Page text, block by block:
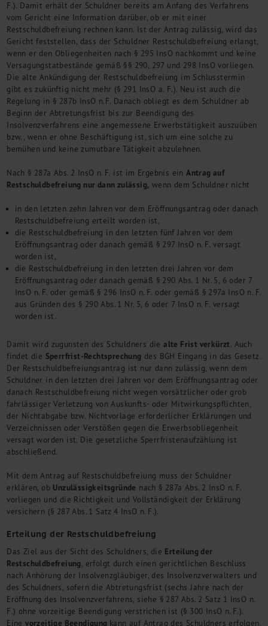
F.). Damit erhält der Schuldner bereits am Anfang des Verfahrens
vom Gericht eine Information darüber, ob er mit einer
Restschuldbefreiung rechnen kann. Ist der Antrag zulässig, wird das
Gericht feststellen, dass der Schuldner Restschuldbefreiung erlangt,
wenn er den Obliegenheiten nach § 295 InsO nachkommt und keine
Versagungstatbestände gemäß §§ 290, 297 und 298 InsO vorliegen.
Die alte Ankündigung der Restschuldbefreiung im Schlusstermin
gibt es zukünftig nicht mehr (§ 291 InsO a. F.). Neu ist auch die
Regelung in § 287b InsO n.F. Danach obliegt es dem Schuldner ab
Beginn der Abtretungsfrist bis zur Beendigung des
Insolvenzverfahrens eine angemessene Erwerbstätigkeit auszuüben
bzw., wenn er ohne Beschäftigung ist, sich um eine solche zu
bemühen und keine zumutbare Tätigkeit abzulehnen.
Nach § 287a Abs. 2 InsO n. F. ist im Ergebnis einAntrag auf
Restschuldbefreiung nur dann zulässig, wenn dem Schuldner nicht
in den letzten zehn Jahren vor dem Eröffnungsantrag oder danach
Restschuldbefreiung erteilt worden ist,
die Restschuldbefreiung in den letzten fünf Jahren vor dem
Eröffnungsantrag oder danach gemäß § 297 InsO n. F. versagt
worden ist,
die Restschuldbefreiung in den letzten drei Jahren vor dem
Eröffnungsantrag oder danach gemäß § 290 Abs. 1 Nr. 5, 6 oder 7
InsO n. F. oder gemäß § 296 InsO n. F. oder gemäß § 297a InsO n. F.
aus Gründen des § 290 Abs. 1 Nr. 5, 6 oder 7 InsO n. F. versagt
worden ist.
Damit wird zugunsten des Schuldners diealte Frist verkürzt
. Auch
findet die Sperrfrist-Rechtsprechung des BGH Eingang in das Gesetz.
Der Restschuldbefreiungsantrag ist nur dann zulässig, wenn dem
Schuldner in den letzten drei Jahren vor dem Eröffnungsantrag oder
danach Restschuldbefreiung nicht wegen vorsätzlicher oder grob
fahrlässiger Verletzung von Auskunfts- oder Mitwirkungspflichten,
der Nichtabgabe bzw. Nichtvorlage erforderlicher Erklärungen und
Verzeichnissen oder Verstößen gegen die Erwerbsobliegenheit
versagt worden ist. Die gesetzliche Sperrfristenaufzählung ist
abschließend.
Mit dem Antrag auf Restschuldbefreiung muss der Schuldner
erklären, ob Unzulässigkeitsgründe nach § 287a Abs. 2 InsO n. F.
vorliegen und die Richtigkeit und Vollständigkeit der Erklärung
versichern (§ 287 Abs. 1 Satz 4 InsO n. F.).
Erteilung der Restschuldbefreiung
Das Ziel aus der Sicht des Schuldners, die Erteilung der
Restschuldbefreiung, erfolgt durch einen gerichtlichen Beschluss
nach Anhörung der Insolvenzgläubiger, des Insolvenzverwalters und
des Schuldners, sofern die Abtretungsfrist (sechs Jahre nach der
Eröffnung des Insolvenzverfahrens, siehe § 287 Abs. 2 Satz 1 InsO n.
F.) ohne vorzeitige Beendigung verstrichen ist (§ 300 InsO n. F.).
Einevorzeitige Beendigung kann auf Antrag des Schuldners erfolgen.